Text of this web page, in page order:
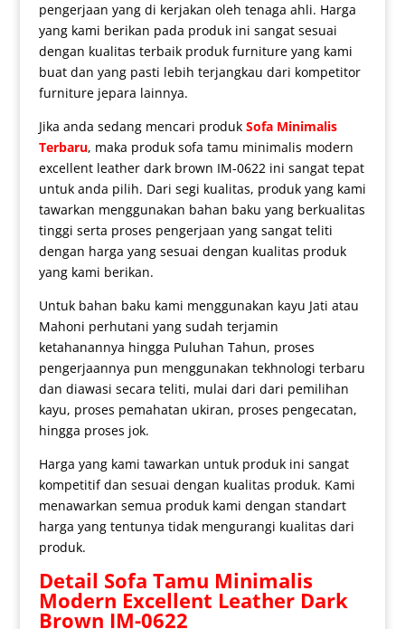
pengerjaan yang di kerjakan oleh tenaga ahli. Harga
yang kami berikan pada produk ini sangat sesuai
dengan kualitas terbaik produk furniture yang kami
buat dan yang pasti lebih terjangkau dari kompetitor
furniture jepara lainnya.
Jika anda sedang mencari produk Sofa Minimalis
Terbaru, maka produk sofa tamu minimalis modern
excellent leather dark brown IM-0622 ini sangat tepat
untuk anda pilih. Dari segi kualitas, produk yang kami
tawarkan menggunakan bahan baku yang berkualitas
tinggi serta proses pengerjaan yang sangat teliti
dengan harga yang sesuai dengan kualitas produk
yang kami berikan.
Untuk bahan baku kami menggunakan kayu Jati atau
Mahoni perhutani yang sudah terjamin
ketahanannya hingga Puluhan Tahun, proses
pengerjaannya pun menggunakan tekhnologi terbaru
dan diawasi secara teliti, mulai dari dari pemilihan
kayu, proses pemahatan ukiran, proses pengecatan,
hingga proses jok.
Harga yang kami tawarkan untuk produk ini sangat
kompetitif dan sesuai dengan kualitas produk. Kami
menawarkan semua produk kami dengan standart
harga yang tentunya tidak mengurangi kualitas dari
produk.
Detail Sofa Tamu Minimalis
Modern Excellent Leather Dark
Brown IM-0622